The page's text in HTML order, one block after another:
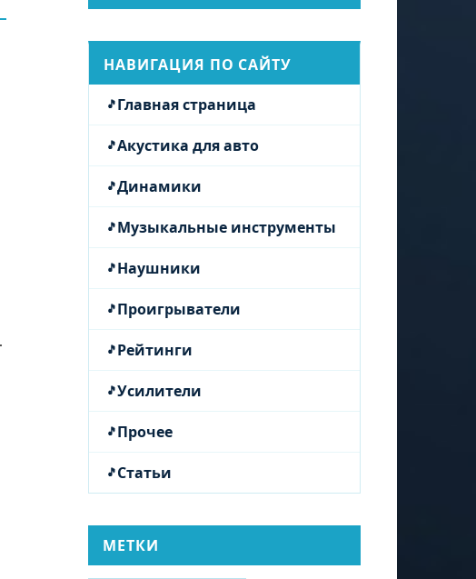
НАВИГАЦИЯ ПО САЙТУ
Главная страница
Акустика для авто
Динамики
Музыкальные инструменты
Наушники
Проигрыватели
Рейтинги
Усилители
Прочее
Статьи
МЕТКИ